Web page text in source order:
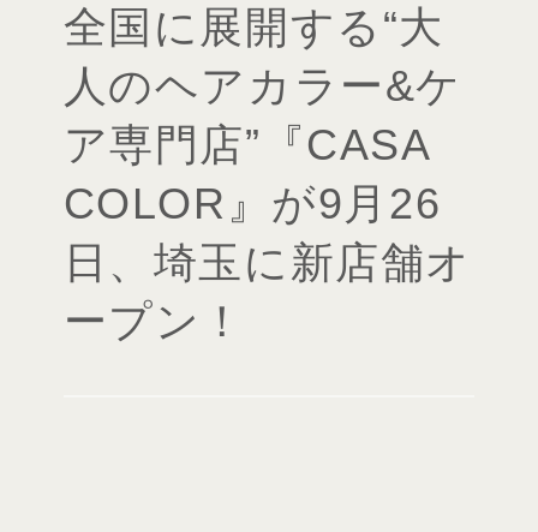
全国に展開する“大
人のヘアカラー&ケ
ア専門店”『CASA
COLOR』が9月26
日、埼玉に新店舗オ
ープン！